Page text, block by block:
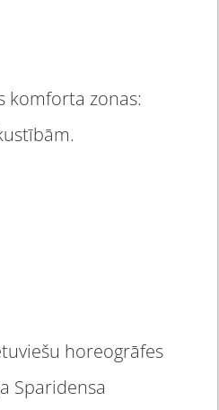
komforta zonas:
horeogrāfes
Sparidensa